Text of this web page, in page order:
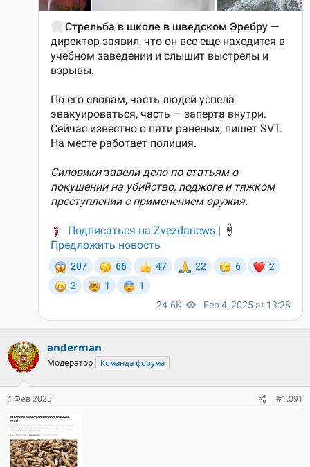
жизненно важной инфраструктуры.
Плохое состояние транспортной сети – еще один вид дани,
которую страна платит преступному миру. Однако власти, надо
признаться, умело «переводят стрелки», дабы вывести себя из-
под критики. Как показывают свежие опросы, основным
ССЫЛКА
anderman
Модератор Команда форума
4 Фев 2025 #1.091